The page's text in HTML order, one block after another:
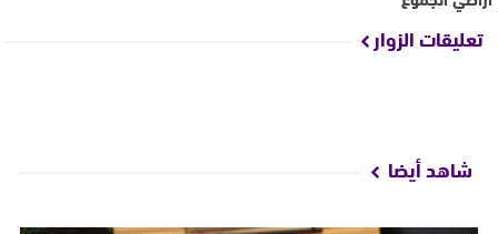
تعليقات الزوار
شاهد أيضا